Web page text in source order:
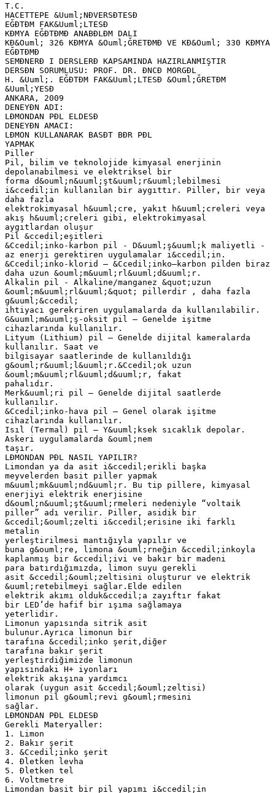
T.C.
HACETTEPE &Uuml;NĐVERSĐTESĐ
EĞĐTĐM FAK&Uuml;LTESĐ
KĐMYA EĞĐTĐMĐ ANABĐLĐM DALI
KĐ&Ouml; 326 KĐMYA &Ouml;ĞRETĐMĐ VE KĐ&Ouml; 330 KĐMYA
EĞĐTĐMĐ
SEMĐNERĐ I DERSLERĐ KAPSAMINDA HAZIRLANMIŞTIR
DERSĐN SORUMLUSU: PROF. DR. ĐNCĐ MORGĐL
H. &Uuml;. EĞĐTĐM FAK&Uuml;LTESĐ &Ouml;ĞRETĐM
&Uuml;YESĐ
ANKARA, 2009
DENEYĐN ADI:
LĐMONDAN PĐL ELDESĐ
DENEYĐN AMACI:
LĐMON KULLANARAK BASĐT BĐR PĐL
YAPMAK
Piller
Pil, bilim ve teknolojide kimyasal enerjinin
depolanabilmesi ve elektriksel bir
forma d&ouml;n&uuml;şt&uuml;r&uuml;lebilmesi
i&ccedil;in kullanılan bir aygıttır. Piller, bir veya
daha fazla
elektrokimyasal h&uuml;cre, yakıt h&uuml;creleri veya
akış h&uuml;creleri gibi, elektrokimyasal
aygıtlardan oluşur
Pil &ccedil;eşitleri
&Ccedil;inko-karbon pil - D&uuml;ş&uuml;k maliyetli -
az enerji gerektiren uygulamalar i&ccedil;in.
&Ccedil;inko-klorid – &Ccedil;inko–karbon pilden biraz
daha uzun &ouml;m&uuml;rl&uuml;d&uuml;r.
Alkalin pil - Alkaline/manganez &quot;uzun
&ouml;m&uuml;rl&uuml;&quot; pillerdir , daha fazla
g&uuml;&ccedil;
ihtiyacı gerekriren uygulamalarda da kullanılabilir.
G&uuml;m&uuml;ş-oksit pil – Genelde işitme
cihazlarında kullanılır.
Lityum (Lithium) pil – Genelde dijital kameralarda
kullanılır. Saat ve
bilgisayar saatlerinde de kullanıldığı
g&ouml;r&uuml;l&uuml;r.&Ccedil;ok uzun
&ouml;m&uuml;rl&uuml;d&uuml;r, fakat
pahalıdır.
Merk&uuml;ri pil – Genelde dijital saatlerde
kullanılır.
&Ccedil;inko-hava pil – Genel olarak işitme
cihazlarında kullanılır.
Isıl (Termal) pil – Y&uuml;ksek sıcaklık depolar.
Askeri uygulamalarda &ouml;nem
taşır.
LĐMONDAN PĐL NASIL YAPILIR?
Limondan ya da asit i&ccedil;erikli başka
meyvelerden basit piller yapmak
m&uuml;mk&uuml;nd&uuml;r. Bu tip pillere, kimyasal
enerjiyi elektrik enerjisine
d&ouml;n&uuml;şt&uuml;rmeleri nedeniyle “voltaik
piller” adı verilir. Piller, asidik bir
&ccedil;&ouml;zelti i&ccedil;erisine iki farklı
metalin
yerleştirilmesi mantığıyla yapılır ve
buna g&ouml;re, limona &ouml;rneğin &ccedil;inkoyla
kaplanmış bir &ccedil;ivi ve bakır bir madeni
para batırdığımızda, limon suyu gerekli
asit &ccedil;&ouml;zeltisini oluşturur ve elektrik
&uuml;retebilmeyi sağlar.Elde edilen
elektrik akımı olduk&ccedil;a zayıftır fakat
bir LED’de hafif bir ışıma sağlamaya
yeterlidir.
Limonun yapısında sitrik asit
bulunur.Ayrıca limonun bir
tarafına &ccedil;inko şerit,diğer
tarafına bakır şerit
yerleştirdiğimizde limonun
yapısındaki H+ iyonları
elektrik akışına yardımcı
olarak (uygun asit &ccedil;&ouml;zeltisi)
limonun pil g&ouml;revi g&ouml;rmesini
sağlar.
LĐMONDAN PĐL ELDESĐ
Gerekli Materyaller:
1. Limon
2. Bakır şerit
3. &Ccedil;inko şerit
4. Đletken levha
5. Đletken tel
6. Voltmetre
Limondan basit bir pil yapımı i&ccedil;in